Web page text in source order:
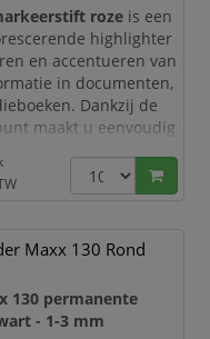
voor duidelijke
roze is een
highlighter
en accentueren van
in documenten,
Dankzij de
maakt u eenvoudig
levendige roze kleur
en helpt u
voor opvallende
inkt zorgt ervo
Maxx 130 Rond
130 permanente
- 1-3 mm